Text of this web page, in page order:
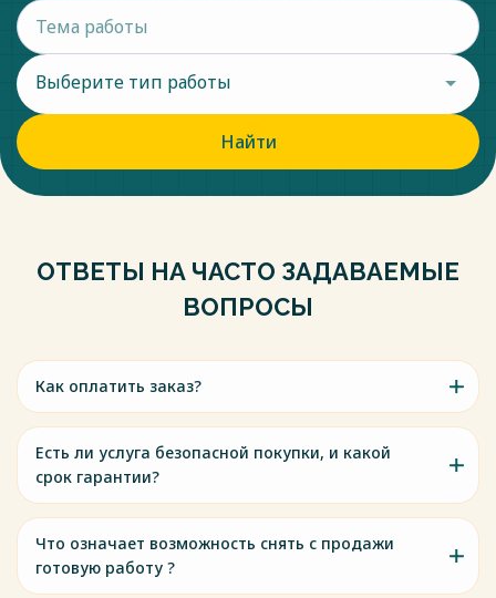
Выберите тип работы
Найти
ОТВЕТЫ НА ЧАСТО ЗАДАВАЕМЫЕ
ВОПРОСЫ
Как оплатить заказ?
Есть ли услуга безопасной покупки, и какой
срок гарантии?
Что означает возможность снять с продажи
готовую работу ?